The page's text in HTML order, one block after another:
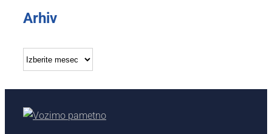
Arhiv
Arhiv